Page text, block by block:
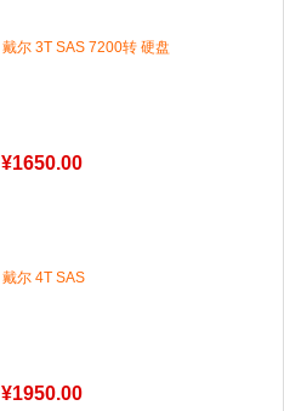
戴尔 3T SAS 7200转 硬盘
¥1650.00
戴尔 4T SAS
¥1950.00